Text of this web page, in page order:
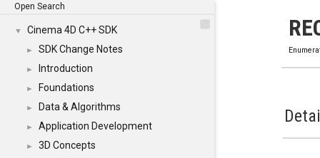
Open Search
▼ Cinema 4D C++ SDK
► SDK Change Notes
► Introduction
► Foundations
► Data & Algorithms
► Application Development
► 3D Concepts